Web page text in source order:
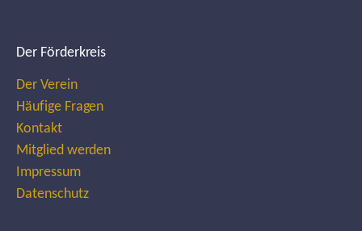
Der Förderkreis
Der Verein
Häufige Fragen
Kontakt
Mitglied werden
Impressum
Datenschutz